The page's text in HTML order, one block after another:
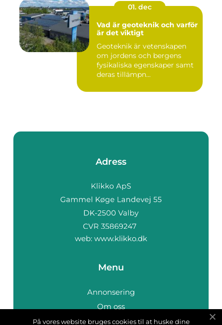
01. dec
Vad är geoteknik och varför
är det viktigt
Geoteknik är vetenskapen
om jordens och bergens
fysikaliska egenskaper samt
deras tillämpn...
Adress
web: www.klikko.dk
Menu
Annonsering
Om oss
Cookies
På vores website bruges cookies til at huske dine